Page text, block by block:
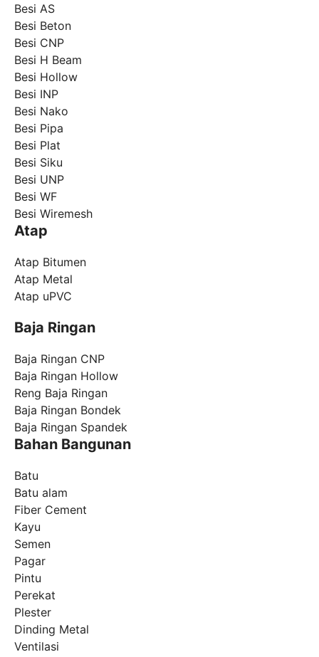
Besi AS
Besi Beton
Besi CNP
Besi H Beam
Besi Hollow
Besi INP
Besi Nako
Besi Pipa
Besi Plat
Besi Siku
Besi UNP
Besi WF
Besi Wiremesh
Atap
Atap Bitumen
Atap Metal
Atap uPVC
Baja Ringan
Baja Ringan CNP
Baja Ringan Hollow
Reng Baja Ringan
Baja Ringan Bondek
Baja Ringan Spandek
Bahan Bangunan
Batu
Batu alam
Fiber Cement
Kayu
Semen
Pagar
Pintu
Perekat
Plester
Dinding Metal
Ventilasi